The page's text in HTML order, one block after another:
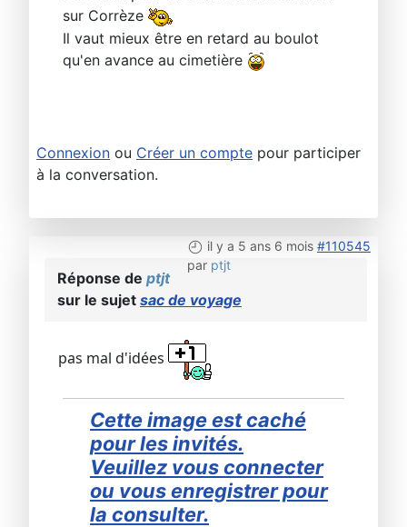
sur Corrèze
Il vaut mieux être en retard au boulot
qu'en avance au cimetière
Connexion ou Créer un compte pour participer
à la conversation.
il y a 5 ans 6 mois #110545
par ptjt
Réponse de ptjt
sur le sujet sac de voyage
pas mal d'idées
Cette image est caché
pour les invités.
Veuillez vous connecter
ou vous enregistrer pour
la consulter.